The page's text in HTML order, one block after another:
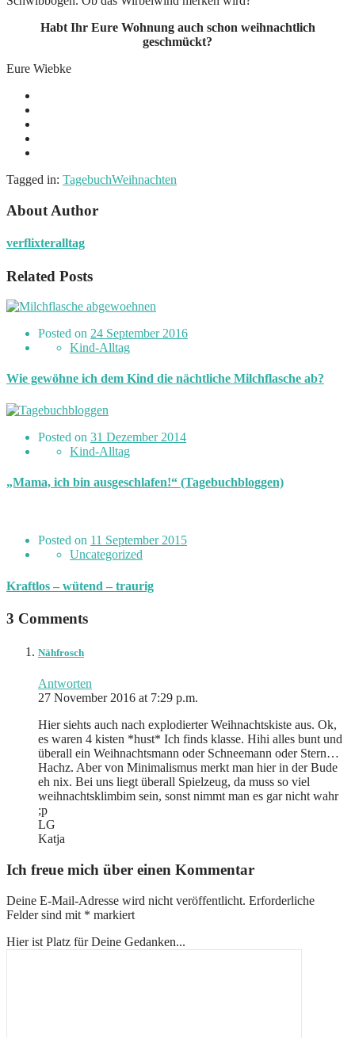
Habt Ihr Eure Wohnung auch schon weihnachtlich
geschmückt?
Eure Wiebke
Tagged in: TagebuchWeihnachten
About Author
verflixteralltag
Related Posts
Posted on 24 September 2016
Kind-Alltag
Wie gewöhne ich dem Kind die nächtliche Milchflasche ab?
Posted on 31 Dezember 2014
Kind-Alltag
„Mama, ich bin ausgeschlafen!“ (Tagebuchbloggen)
Posted on 11 September 2015
Uncategorized
Kraftlos – wütend – traurig
3 Comments
Nähfrosch
Antworten
27 November 2016 at 7:29 p.m.
Hier siehts auch nach explodierter Weihnachtskiste aus. Ok,
es waren 4 kisten *hust* Ich finds klasse. Hihi alles bunt und
überall ein Weihnachtsmann oder Schneemann oder Stern…
Hachz. Aber von Minimalismus merkt man hier in der Bude
eh nix. Bei uns liegt überall Spielzeug, da muss so viel
weihnachtsklimbim sein, sonst nimmt man es gar nicht wahr
;p
LG
Katja
Ich freue mich über einen Kommentar
Deine E-Mail-Adresse wird nicht veröffentlicht. Erforderliche
Felder sind mit * markiert
Hier ist Platz für Deine Gedanken...